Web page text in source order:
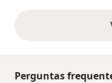
Perguntas